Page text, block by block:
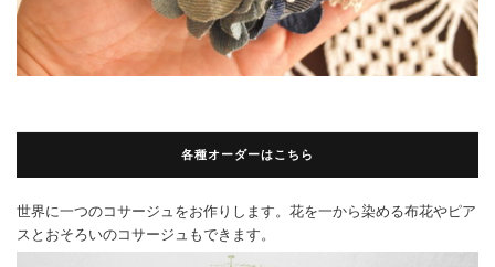
各種オーダーはこちら
世界に一つのコサージュをお作りします。花を一から染める布花やピア
スとおそろいのコサージュもできます。